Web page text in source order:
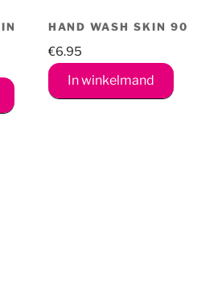
HAND WASH SKIN 90
€6.95
In winkelmand